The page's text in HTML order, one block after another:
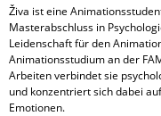
Živa ist eine
Masterabschluss in
Leidenschaft für den
Animationsstudium an der
Arbeiten verbindet sie
und konzentriert sich dabei
Emotionen.